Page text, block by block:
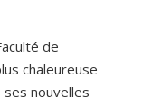
de
chaleureuse
nouvelles